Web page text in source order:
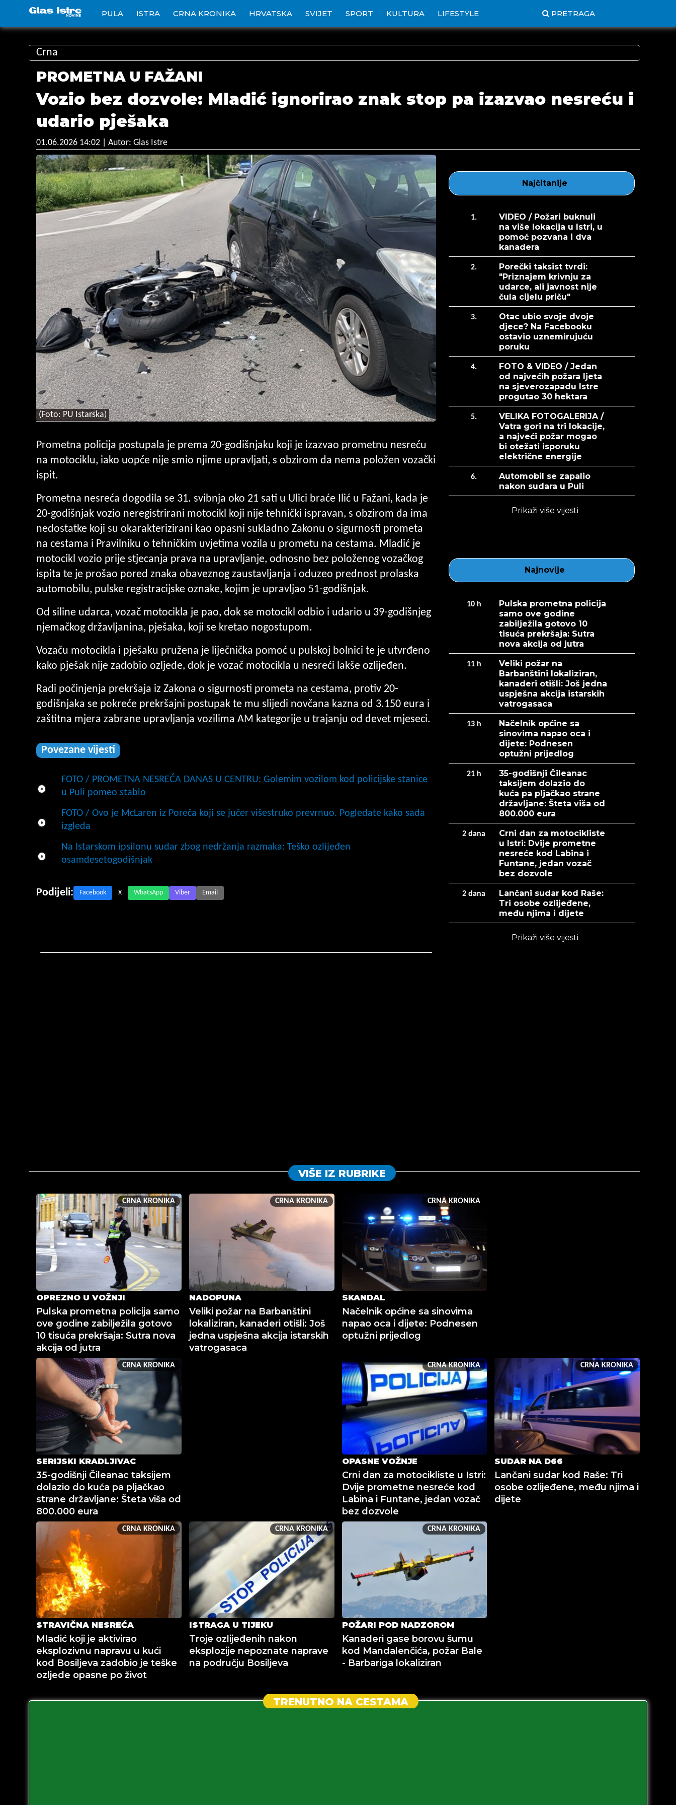
PULA ISTRA CRNA KRONIKA HRVATSKA SVIJET SPORT KULTURA LIFESTYLE PRETRAGA
Crna
PROMETNA U FAŽANI
Vozio bez dozvole: Mladić ignorirao znak stop pa izazvao nesreću i
udario pješaka
01.06.2026 14:02 | Autor: Glas Istre
(Foto: PU Istarska)
Prometna policija postupala je prema 20-godišnjaku koji je izazvao prometnu nesreću
na motociklu, iako uopće nije smio njime upravljati, s obzirom da nema položen vozački
ispit.
Prometna nesreća dogodila se 31. svibnja oko 21 sati u Ulici braće Ilić u Fažani, kada je
20-godišnjak vozio neregistrirani motocikl koji nije tehnički ispravan, s obzirom da ima
nedostatke koji su okarakterizirani kao opasni sukladno Zakonu o sigurnosti prometa
na cestama i Pravilniku o tehničkim uvjetima vozila u prometu na cestama. Mladić je
motocikl vozio prije stjecanja prava na upravljanje, odnosno bez položenog vozačkog
ispita te je prošao pored znaka obaveznog zaustavljanja i oduzeo prednost prolaska
automobilu, pulske registracijske oznake, kojim je upravljao 51-godišnjak.
Od siline udarca, vozač motocikla je pao, dok se motocikl odbio i udario u 39-godišnjeg
njemačkog državljanina, pješaka, koji se kretao nogostupom.
Vozaču motocikla i pješaku pružena je liječnička pomoć u pulskoj bolnici te je utvrđeno
kako pješak nije zadobio ozljede, dok je vozač motocikla u nesreći lakše ozlijeđen.
Radi počinjenja prekršaja iz Zakona o sigurnosti prometa na cestama, protiv 20-
godišnjaka se pokreće prekršajni postupak te mu slijedi novčana kazna od 3.150 eura i
zaštitna mjera zabrane upravljanja vozilima AM kategorije u trajanju od devet mjeseci.
Povezane vijesti
FOTO / PROMETNA NESREĆA DANAS U CENTRU: Golemim vozilom kod policijske stanice
u Puli pomeo stablo
FOTO / Ovo je McLaren iz Poreča koji se jučer višestruko prevrnuo. Pogledate kako sada
izgleda
Na Istarskom ipsilonu sudar zbog nedržanja razmaka: Teško ozlijeđen
osamdesetogodišnjak
Podijeli: Facebook X WhatsApp Viber Email
Najčitanije
1.
VIDEO / Požari buknuli
na više lokacija u Istri, u
pomoć pozvana i dva
kanadera
2.
Porečki taksist tvrdi:
"Priznajem krivnju za
udarce, ali javnost nije
čula cijelu priču"
3.
Otac ubio svoje dvoje
djece? Na Facebooku
ostavio uznemirujuću
poruku
4.
FOTO & VIDEO / Jedan
od najvećih požara ljeta
na sjeverozapadu Istre
progutao 30 hektara
5.
VELIKA FOTOGALERIJA /
Vatra gori na tri lokacije,
a najveći požar mogao
bi otežati isporuku
električne energije
6.
Automobil se zapalio
nakon sudara u Puli
Prikaži više vijesti
Najnovije
10 h
Pulska prometna policija
samo ove godine
zabilježila gotovo 10
tisuća prekršaja: Sutra
nova akcija od jutra
11 h
Veliki požar na
Barbanštini lokaliziran,
kanaderi otišli: Još jedna
uspješna akcija istarskih
vatrogasaca
13 h
Načelnik općine sa
sinovima napao oca i
dijete: Podnesen
optužni prijedlog
21 h
35-godišnji Čileanac
taksijem dolazio do
kuća pa pljačkao strane
državljane: Šteta viša od
800.000 eura
2 dana
Crni dan za motocikliste
u Istri: Dvije prometne
nesreće kod Labina i
Funtane, jedan vozač
bez dozvole
2 dana
Lančani sudar kod Raše:
Tri osobe ozlijeđene,
među njima i dijete
Prikaži više vijesti
VIŠE IZ RUBRIKE
CRNA KRONIKA
OPREZNO U VOŽNJI
Pulska prometna policija samo
ove godine zabilježila gotovo
10 tisuća prekršaja: Sutra nova
akcija od jutra
CRNA KRONIKA
NADOPUNA
Veliki požar na Barbanštini
lokaliziran, kanaderi otišli: Još
jedna uspješna akcija istarskih
vatrogasaca
CRNA KRONIKA
SKANDAL
Načelnik općine sa sinovima
napao oca i dijete: Podnesen
optužni prijedlog
CRNA KRONIKA
SERIJSKI KRADLJIVAC
35-godišnji Čileanac taksijem
dolazio do kuća pa pljačkao
strane državljane: Šteta viša od
800.000 eura
CRNA KRONIKA
OPASNE VOŽNJE
Crni dan za motocikliste u Istri:
Dvije prometne nesreće kod
Labina i Funtane, jedan vozač
bez dozvole
CRNA KRONIKA
SUDAR NA D66
Lančani sudar kod Raše: Tri
osobe ozlijeđene, među njima i
dijete
CRNA KRONIKA
STRAVIČNA NESREĆA
Mladić koji je aktivirao
eksplozivnu napravu u kući
kod Bosiljeva zadobio je teške
ozljede opasne po život
CRNA KRONIKA
ISTRAGA U TIJEKU
Troje ozlijeđenih nakon
eksplozije nepoznate naprave
na području Bosiljeva
CRNA KRONIKA
POŽARI POD NADZOROM
Kanaderi gase borovu šumu
kod Mandalenčića, požar Bale
- Barbariga lokaliziran
TRENUTNO NA CESTAMA